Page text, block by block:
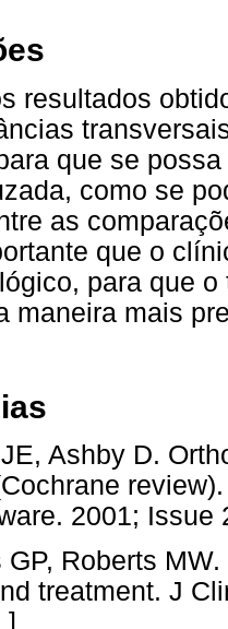
resultados
que se
como se
as
que o
para que
maneira mais
Ashby D.
2001;
GP, Roberts
treatment. J
]